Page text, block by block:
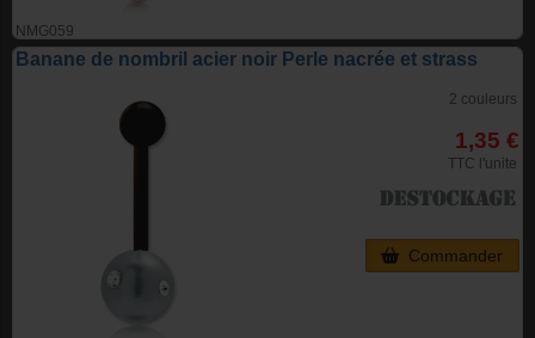
NMG059
Banane de nombril acier noir Perle nacrée et strass
2 couleurs
1,35 €
TTC l'unite
Commander